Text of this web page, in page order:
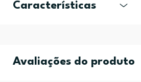
Características
Avaliações do produto